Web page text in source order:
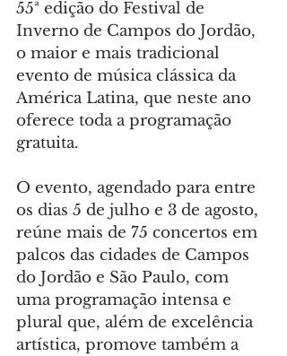
55ª edição do Festival de
Inverno de Campos do Jordão,
o maior e mais tradicional
evento de música clássica da
América Latina, que neste ano
oferece toda a programação
gratuita.
O evento, agendado para entre
os dias 5 de julho e 3 de agosto,
reúne mais de 75 concertos em
palcos das cidades de Campos
do Jordão e São Paulo, com
uma programação intensa e
plural que, além de excelência
artística, promove também a